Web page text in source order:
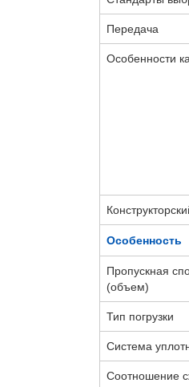
Передача
Особенности
Особенность
Пропускная
(объем)
Тип погрузки
Система
Соотношение